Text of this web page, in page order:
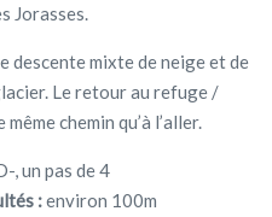
Jorasses.
descente mixte de neige et de
Le retour au refuge /
chemin qu’à l’aller.
, un pas de 4
:environ 100m